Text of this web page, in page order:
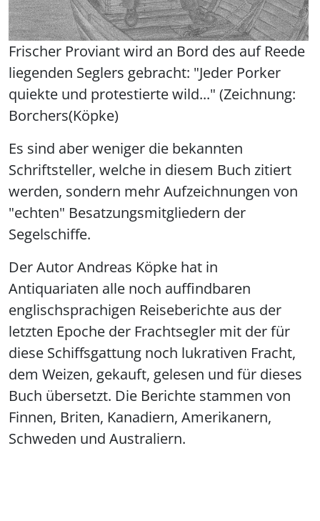
Frischer Proviant wird an Bord des auf Reede
liegenden Seglers gebracht: "Jeder Porker
quiekte und protestierte wild..." (Zeichnung:
Borchers(Köpke)
Es sind aber weniger die bekannten
Schriftsteller, welche in diesem Buch zitiert
werden, sondern mehr Aufzeichnungen von
"echten" Besatzungsmitgliedern der
Segelschiffe.
Der Autor Andreas Köpke hat in
Antiquariaten alle noch auffindbaren
englischsprachigen Reiseberichte aus der
letzten Epoche der Frachtsegler mit der für
diese Schiffsgattung noch lukrativen Fracht,
dem Weizen, gekauft, gelesen und für dieses
Buch übersetzt. Die Berichte stammen von
Finnen, Briten, Kanadiern, Amerikanern,
Schweden und Australiern.